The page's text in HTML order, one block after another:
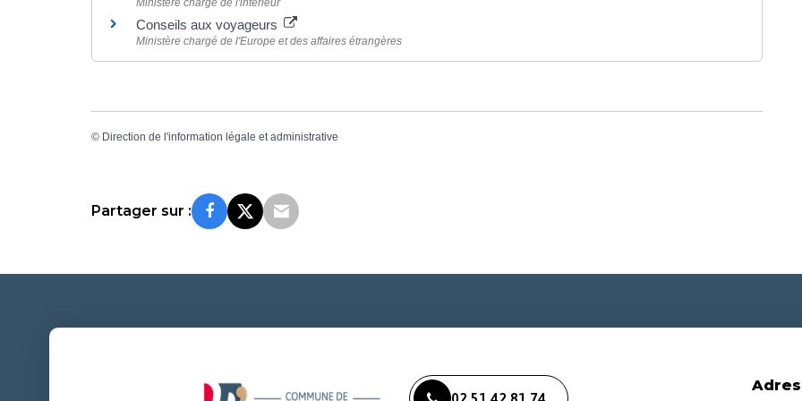
Ministère chargé de l'intérieur
Conseils aux voyageurs
Ministère chargé de l'Europe et des affaires étrangères
© Direction de l'information légale et administrative
Partager sur :